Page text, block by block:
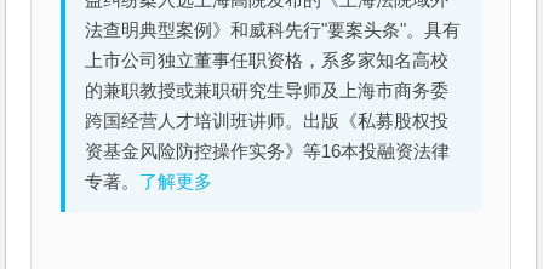
法查明典型案例》和威科先行"要案头条"。具有
上市公司独立董事任职资格，系多家知名高校
的兼职教授或兼职研究生导师及上海市商务委
跨国经营人才培训班讲师。出版《私募股权投
资基金风险防控操作实务》等16本投融资法律
专著。 了解更多